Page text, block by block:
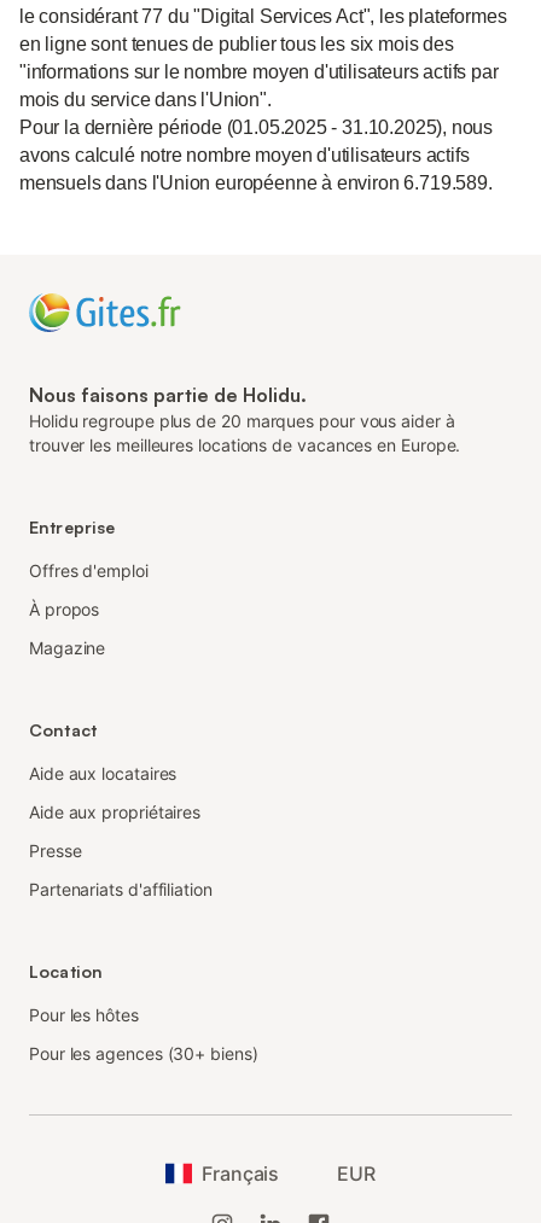
le considérant 77 du "Digital Services Act", les plateformes
en ligne sont tenues de publier tous les six mois des
"informations sur le nombre moyen d'utilisateurs actifs par
mois du service dans l'Union".
Pour la dernière période (01.05.2025 - 31.10.2025), nous
avons calculé notre nombre moyen d'utilisateurs actifs
mensuels dans l'Union européenne à environ 6.719.589.
Nous faisons partie de Holidu.
Holidu regroupe plus de 20 marques pour vous aider à
trouver les meilleures locations de vacances en Europe.
Entreprise
Offres d'emploi
À propos
Magazine
Contact
Aide aux locataires
Aide aux propriétaires
Presse
Partenariats d'affiliation
Location
Pour les hôtes
Pour les agences (30+ biens)
Français EUR